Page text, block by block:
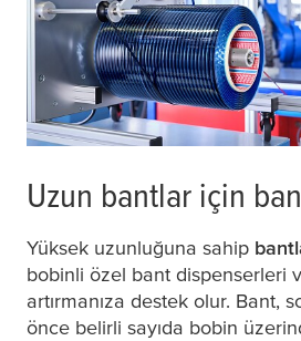
Uzun bantlar için
Yüksek uzunluğuna sahip
bobinli özel bant dispenserleri
artırmanıza destek olur. Bant,
önce belirli sayıda bobin